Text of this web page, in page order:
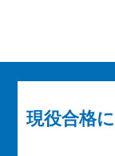
現役合格